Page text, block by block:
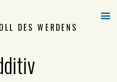
DES WERDENS
